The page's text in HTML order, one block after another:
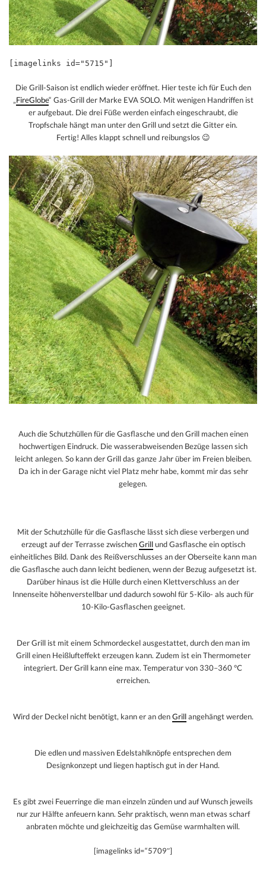
[imagelinks id="5715"]
Die Grill-Saison ist endlich wieder eröffnet. Hier teste ich für Euch den
„FireGlobe“ Gas-Grill der Marke EVA SOLO. Mit wenigen Handriffen ist
er aufgebaut. Die drei Füße werden einfach eingeschraubt, die
Tropfschale hängt man unter den Grill und setzt die Gitter ein.
Fertig! Alles klappt schnell und reibungslos 😉
Auch die Schutzhüllen für die Gasflasche und den Grill machen einen
hochwertigen Eindruck. Die wasserabweisenden Bezüge lassen sich
leicht anlegen. So kann der Grill das ganze Jahr über im Freien bleiben.
Da ich in der Garage nicht viel Platz mehr habe, kommt mir das sehr
gelegen.
Mit der Schutzhülle für die Gasflasche lässt sich diese verbergen und
erzeugt auf der Terrasse zwischenGrillund Gasflasche ein optisch
einheitliches Bild. Dank des Reißverschlusses an der Oberseite kann man
die Gasflasche auch dann leicht bedienen, wenn der Bezug aufgesetzt ist.
Darüber hinaus ist die Hülle durch einen Klettverschluss an der
Innenseite höhenverstellbar und dadurch sowohl für 5-Kilo- als auch für
10-Kilo-Gasflaschen geeignet.
Der Grill ist mit einem Schmordeckel ausgestattet, durch den man im
Grill einen Heißlufteffekt erzeugen kann. Zudem ist ein Thermometer
integriert. Der Grill kann eine max. Temperatur von 330–360 °C
erreichen.
Wird der Deckel nicht benötigt, kann er an denGrillangehängt werden.
Die edlen und massiven Edelstahlknöpfe entsprechen dem
Designkonzept und liegen haptisch gut in der Hand.
Es gibt zwei Feuerringe die man einzeln zünden und auf Wunsch jeweils
nur zur Hälfte anfeuern kann. Sehr praktisch, wenn man etwas scharf
anbraten möchte und gleichzeitig das Gemüse warmhalten will.
[imagelinks id=“5709″]